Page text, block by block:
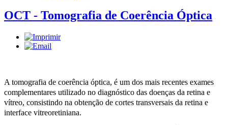
OCT - Tomografia de Coerência Óptica
A tomografia de coerência óptica, é um dos mais recentes exames
complementares utilizado no diagnóstico das doenças da retina e
vítreo, consistindo na obtenção de cortes transversais da retina e
interface vitreoretiniana.